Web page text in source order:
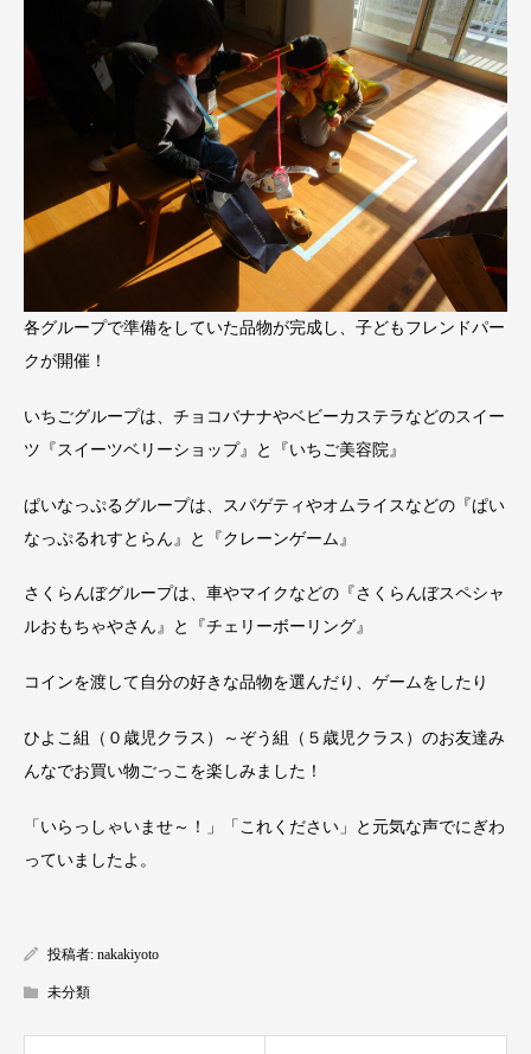
各グループで準備をしていた品物が完成し、子どもフレンドパー
クが開催！
いちごグループは、チョコバナナやベビーカステラなどのスイー
ツ『スイーツベリーショップ』と『いちご美容院』
ぱいなっぷるグループは、スパゲティやオムライスなどの『ぱい
なっぷるれすとらん』と『クレーンゲーム』
さくらんぼグループは、車やマイクなどの『さくらんぼスペシャ
ルおもちゃやさん』と『チェリーボーリング』
コインを渡して自分の好きな品物を選んだり、ゲームをしたり
ひよこ組（０歳児クラス）～ぞう組（５歳児クラス）のお友達み
んなでお買い物ごっこを楽しみました！
「いらっしゃいませ～！」「これください」と元気な声でにぎわ
っていましたよ。
投稿者: nakakiyoto
未分類